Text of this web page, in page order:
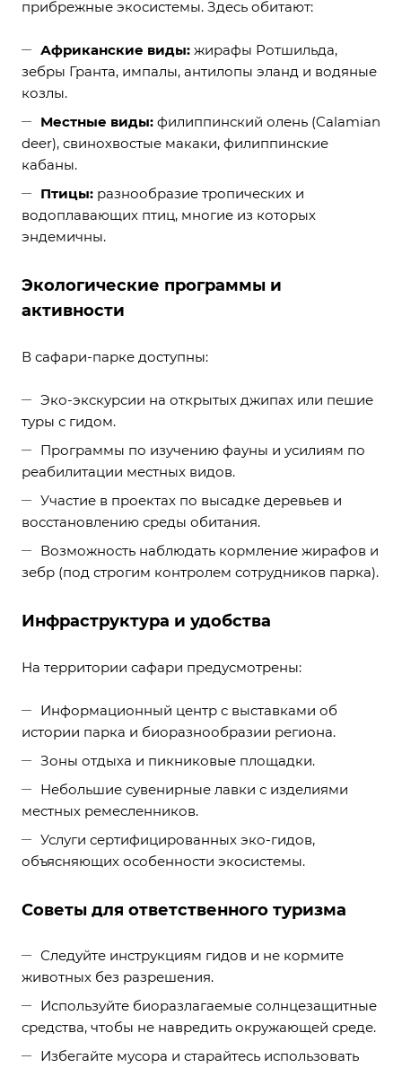
прибрежные экосистемы. Здесь обитают:
Африканские виды: жирафы Ротшильда,
зебры Гранта, импалы, антилопы эланд и водяные
козлы.
Местные виды: филиппинский олень (Calamian
deer), свинохвостые макаки, филиппинские
кабаны.
Птицы: разнообразие тропических и
водоплавающих птиц, многие из которых
эндемичны.
Экологические программы и
активности
В сафари-парке доступны:
Эко-экскурсии на открытых джипах или пешие
туры с гидом.
Программы по изучению фауны и усилиям по
реабилитации местных видов.
Участие в проектах по высадке деревьев и
восстановлению среды обитания.
Возможность наблюдать кормление жирафов и
зебр (под строгим контролем сотрудников парка).
Инфраструктура и удобства
На территории сафари предусмотрены:
Информационный центр с выставками об
истории парка и биоразнообразии региона.
Зоны отдыха и пикниковые площадки.
Небольшие сувенирные лавки с изделиями
местных ремесленников.
Услуги сертифицированных эко-гидов,
объясняющих особенности экосистемы.
Советы для ответственного туризма
Следуйте инструкциям гидов и не кормите
животных без разрешения.
Используйте биоразлагаемые солнцезащитные
средства, чтобы не навредить окружающей среде.
Избегайте мусора и старайтесь использовать